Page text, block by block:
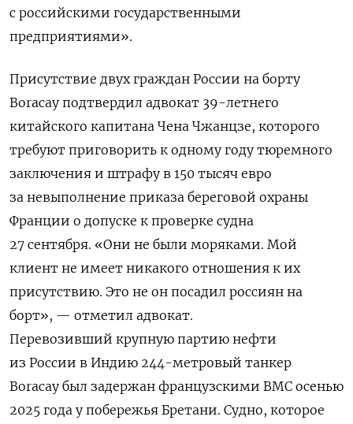
с российскими государственными
предприятиями».
Присутствие двух граждан России на борту
Boracay подтвердил адвокат 39-летнего
китайского капитана Чена Чжанцзе, которого
требуют приговорить к одному году тюремного
заключения и штрафу в 150 тысяч евро
за невыполнение приказа береговой охраны
Франции о допуске к проверке судна
27 сентября. «Они не были моряками. Мой
клиент не имеет никакого отношения к их
присутствию. Это не он посадил россиян на
борт», — отметил адвокат.
Перевозивший крупную партию нефти
из России в Индию 244-метровый танкер
Boracay был задержан французскими ВМС осенью
2025 года у побережья Бретани. Судно, которое